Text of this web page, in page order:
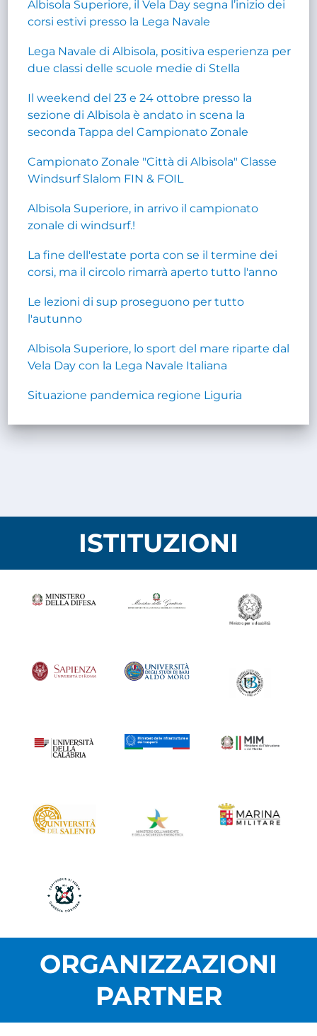
Albisola Superiore, il Vela Day segna l’inizio dei
corsi estivi presso la Lega Navale
Lega Navale di Albisola, positiva esperienza per
due classi delle scuole medie di Stella
Il weekend del 23 e 24 ottobre presso la
sezione di Albisola è andato in scena la
seconda Tappa del Campionato Zonale
Campionato Zonale "Città di Albisola" Classe
Windsurf Slalom FIN & FOIL
Albisola Superiore, in arrivo il campionato
zonale di windsurf.!
La fine dell'estate porta con se il termine dei
corsi, ma il circolo rimarrà aperto tutto l'anno
Le lezioni di sup proseguono per tutto
l'autunno
Albisola Superiore, lo sport del mare riparte dal
Vela Day con la Lega Navale Italiana
Situazione pandemica regione Liguria
ISTITUZIONI
ORGANIZZAZIONI
PARTNER